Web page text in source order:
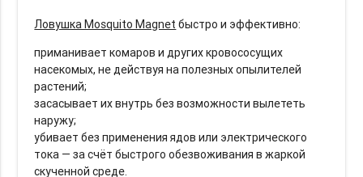
Ловушка Mosquito Magnet быстро и эффективно:
приманивает комаров и других кровососущих
насекомых, не действуя на полезных опылителей
растений;
засасывает их внутрь без возможности вылететь
наружу;
убивает без применения ядов или электрического
тока — за счёт быстрого обезвоживания в жаркой
скученной среде.